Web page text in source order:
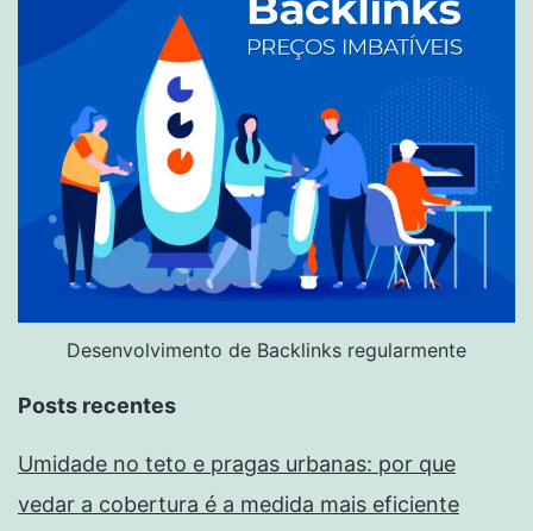
Desenvolvimento de Backlinks regularmente
Posts recentes
Umidade no teto e pragas urbanas: por que
vedar a cobertura é a medida mais eficiente